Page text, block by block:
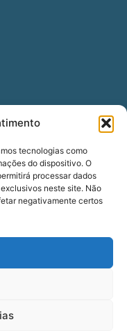
tecnologias como
do dispositivo. O
processar dados
neste site. Não
negativamente certos
(Whatsapp)
Carlos
- AL - CEP:
Todos os